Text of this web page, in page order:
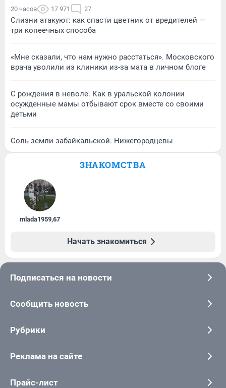
20 часов 17 971 27
Слизни атакуют: как спасти цветник от вредителей —
три копеечных способа
«Мне сказали, что нам нужно расстаться». Московского
врача уволили из клиники из-за мата в личном блоге
С рождения в неволе. Как в уральской колонии
осужденные мамы отбывают срок вместе со своими
детьми
Соль земли забайкальской. Нижегородцевы
ЗНАКОМСТВА
mlada1959,67
Начать знакомиться
Подписаться на новости
Сообщить новость
Рубрики
Реклама на сайте
Прайс-лист